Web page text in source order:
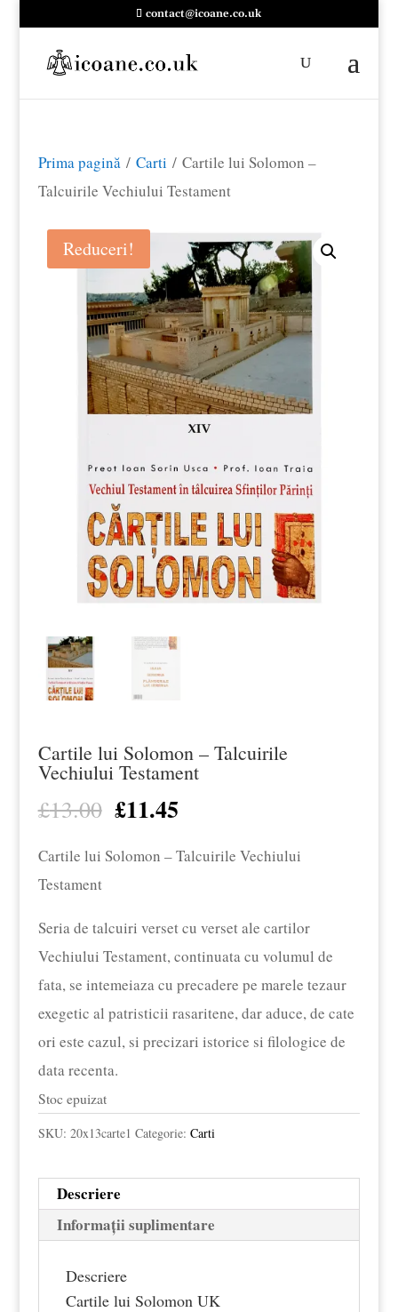
contact@icoane.co.uk
Prima pagină/ Carti / Cartile lui Solomon –
Talcuirile Vechiului Testament
Reduceri!
Cartile lui Solomon – Talcuirile
Vechiului Testament
£13.00 Prețul
a
£13.00.
£11.45Prețul
este:
Cartile lui Solomon – Talcuirile Vechiului
Testament
Seria de talcuiri verset cu verset ale cartilor
Vechiului Testament, continuata cu volumul de
fata, se intemeiaza cu precadere pe marele tezaur
exegetic al patristicii rasaritene, dar aduce, de cate
ori este cazul, si precizari istorice si filologice de
data recenta.
Stoc epuizat
SKU: 20x13carte1 Categorie: Carti
Descriere
Informații suplimentare
Descriere
Cartile lui Solomon UK